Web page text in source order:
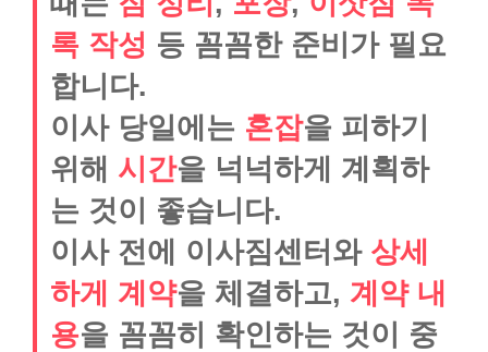
록 작성 등 꼼꼼한 준비가 필요
합니다.
이사 당일에는 혼잡을 피하기
위해 시간을 넉넉하게 계획하
는 것이 좋습니다.
이사 전에 이사짐센터와 상세
하게 계약을 체결하고, 계약 내
용을 꼼꼼히 확인하는 것이 중